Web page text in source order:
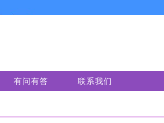
有问有答 联系我们